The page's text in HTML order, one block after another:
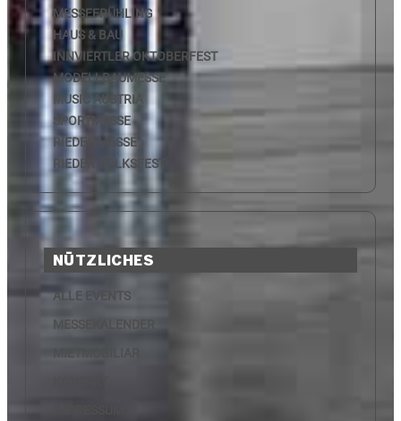
MESSEFRÜHLING
HAUS & BAU
INNVIERTLER OKTOBERFEST
MODELLBAUMESSE
MUSIC AUSTRIA
SPORTMESSE
RIEDER MESSE
RIEDER VOLKSFEST
NÜTZLICHES
ALLE EVENTS
MESSEKALENDER